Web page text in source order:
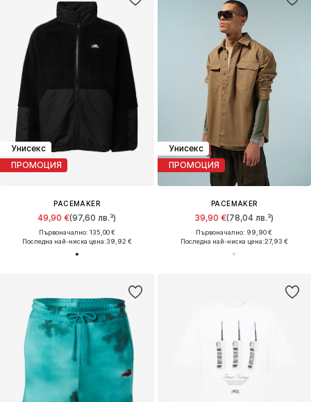
Унисекс
ПРОМОЦИЯ
PACEMAKER
49,90 €(97,60 лв.³)
Първоначално: 135,00 €
Последна най-ниска цена:39,92 €
Унисекс
ПРОМОЦИЯ
PACEMAKER
39,90 €(78,04 лв.³)
Първоначално: 99,90 €
Последна най-ниска цена:27,93 €